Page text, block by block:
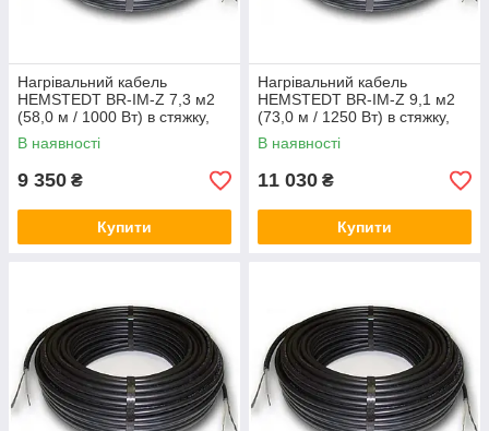
Нагрівальний кабель
HEMSTEDT BR-IM-Z 7,3 м2
(58,0 м / 1000 Вт) в стяжку,
тепла підлога електричний
Хемштед
В наявності
9 350 ₴
Купити
Нагрівальний кабель
HEMSTEDT BR-IM-Z 9,1 м2
(73,0 м / 1250 Вт) в стяжку,
тепла підлога електричний
Хемштед
В наявності
11 030 ₴
Купити